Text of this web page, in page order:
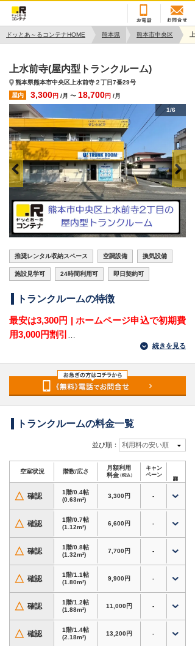
ドッとあ～るコンテナHOME 熊本県 熊本市中央区
上水前寺(屋内型トランクルーム)
熊本県熊本市中央区上水前寺２丁目7番29号
屋内
3,300円 /月 〜 18,700円 /月
1/6
推奨レンタル収納スペース 空調設備 換気設備
施設見学可 24時間利用可 即日契約可
トランクルームの特徴
最安は3,300円 | ホームページ申込で初期費
用3,000円割引
トランクルームです。龍蛇平公園の近くにあり、
上水前寺・水前寺・神水・帯山方面から利用しや
すい立地です。熊本市中央区上水前寺周辺で、衣
類や書類を屋内で保管できる収納場所をお探しの
方に適しています。
屋内型のため、衣類・季節用品・書類・家電など
0.4帖から2帖まで選べるため、少量の荷物整理か
ら引越し前後の一時保管、法人の書類・在庫保管
まで活用できるトランクルーム・レンタル倉庫・
貸し倉庫です。
対応用途・設備
・衣類・季節用品・家電・趣味道具など、自宅の
収納スペース確保に
・引越し・単身赴任・リフォーム時の一時保管に
最適
・書類・資材・在庫商品など、個人〜法人利用ま
で対応
・防犯設備・空調設備・換気設備あり、施設見学
対応
続きを見る
トランクルームの料金一覧
並び順： 利用料の安い順
空室状況 階数/広さ
月額利用
料金（税込）
キャン
ペーン
△ 確認
1階/0.4帖
(0.63m²)
3,300円 -
△ 確認
1階/0.7帖
(1.12m²)
6,600円 -
△ 確認
1階/0.8帖
(1.32m²)
7,700円 -
△ 確認
1階/1.1帖
(1.80m²)
9,900円 -
△ 確認
1階/1.2帖
(1.88m²)
11,000円 -
△ 確認
1階/1.4帖
(2.18m²)
13,200円 -